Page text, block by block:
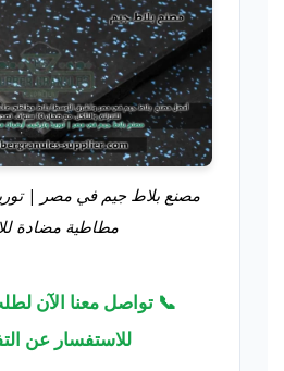
مصنع بلاط جيم في مصر |
مطاطية مضادة
📞 تواصل معنا الآن
للاستفسار عن